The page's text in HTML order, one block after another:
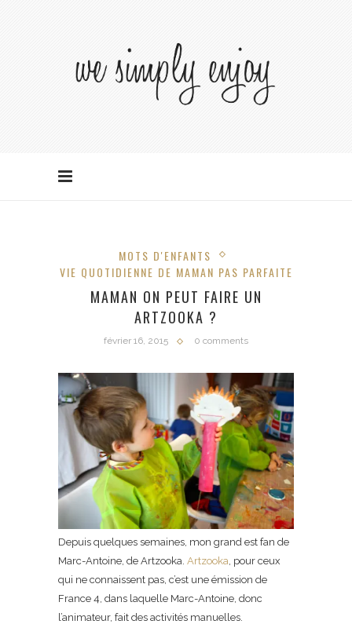
MOTS D'ENFANTS
VIE QUOTIDIENNE DE MAMAN PAS PARFAITE
MAMAN ON PEUT FAIRE UN
ARTZOOKA ?
février 16, 2015 0 comments
Depuis quelques semaines, mon grand est fan de
Marc-Antoine, de Artzooka. Artzooka, pour ceux
qui ne connaissent pas, c’est une émission de
France 4, dans laquelle Marc-Antoine, donc
l’animateur, fait des activités manuelles.